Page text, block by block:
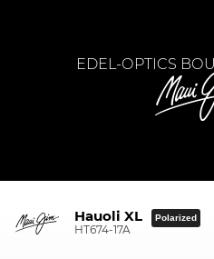
EDEL-OPTICS
Hauoli XL
HT674-17A
Polarized